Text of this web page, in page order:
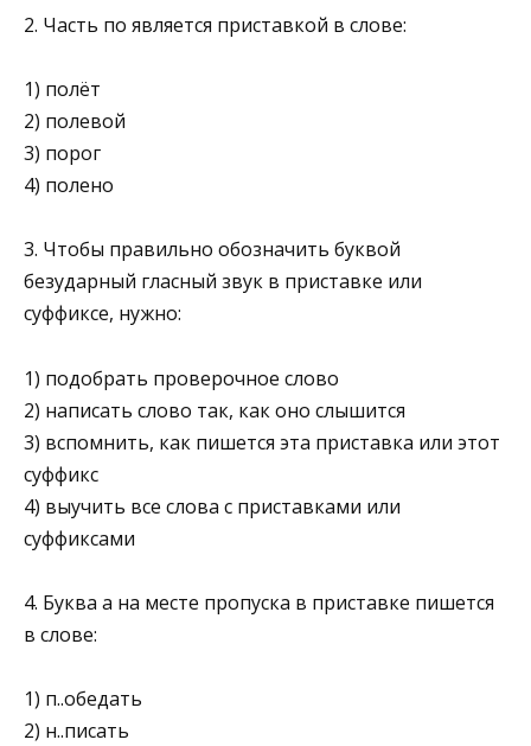
2. Часть по является приставкой в слове:
1) полёт
2) полевой
3) порог
4) полено
3. Чтобы правильно обозначить буквой
безударный гласный звук в приставке или
суффиксе, нужно:
1) подобрать проверочное слово
2) написать слово так, как оно слышится
3) вспомнить, как пишется эта приставка или этот
суффикс
4) выучить все слова с приставками или
суффиксами
4. Буква а на месте пропуска в приставке пишется
в слове:
1) п..обедать
2) н..писать